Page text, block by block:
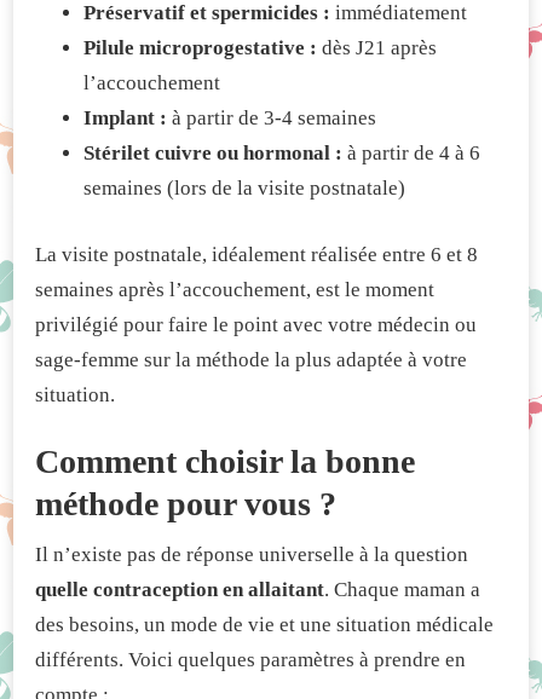
Préservatif et spermicides : immédiatement
Pilule microprogestative : dès J21 après
l’accouchement
Implant : à partir de 3-4 semaines
Stérilet cuivre ou hormonal : à partir de 4 à 6
semaines (lors de la visite postnatale)
La visite postnatale, idéalement réalisée entre 6 et 8
semaines après l’accouchement, est le moment
privilégié pour faire le point avec votre médecin ou
sage-femme sur la méthode la plus adaptée à votre
situation.
Comment choisir la bonne
méthode pour vous ?
Il n’existe pas de réponse universelle à la question
quelle contraception en allaitant. Chaque maman a
des besoins, un mode de vie et une situation médicale
différents. Voici quelques paramètres à prendre en